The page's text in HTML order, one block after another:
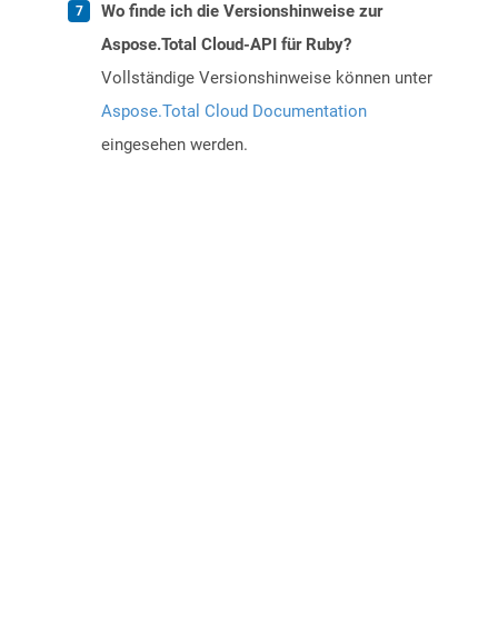
Wo finde ich die Versionshinweise zur
Aspose.Total Cloud-API für Ruby?
Vollständige Versionshinweise können unter
Aspose.Total Cloud Documentation
eingesehen werden.